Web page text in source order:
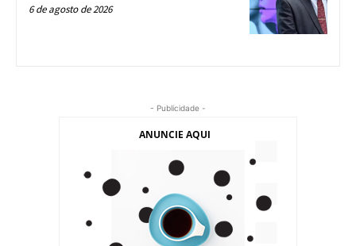
6 de agosto de 2026
- Publicidade -